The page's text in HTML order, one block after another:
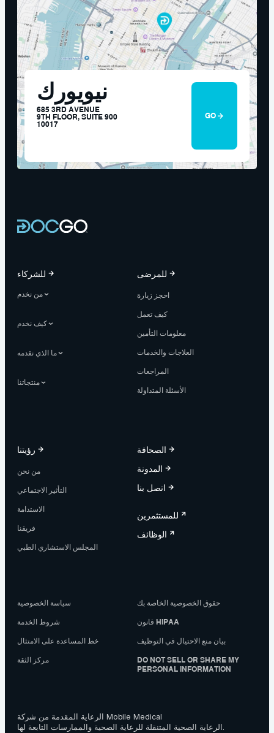
نيويورك
685 3RD AVENUE
9TH FLOOR, SUITE 900
10017
GO
للشركاء
من نخدم
كيف نخدم
ما الذي نقدمه
منتجاتنا
للمرضى
احجز زيارة
كيف تعمل
معلومات التأمين
العلاجات والخدمات
المراجعات
الأسئلة المتداولة
رؤيتنا
من نحن
التأثير الاجتماعي
الاستدامة
فريقنا
المجلس الاستشاري الطبي
الصحافة
المدونة
اتصل بنا
للمستثمرين
الوظائف
سياسة الخصوصية حقوق الخصوصية الخاصة بك
شروط الخدمة قانون HIPAA
خط المساعدة على الامتثال بيان منع الاحتيال في التوظيف
مركز الثقة
DO NOT SELL OR SHARE MY
PERSONAL INFORMATION
الرعاية المقدمة من شركة Mobile Medical
الرعاية الصحية المتنقلة للرعاية الصحية والممارسات التابعة لها.